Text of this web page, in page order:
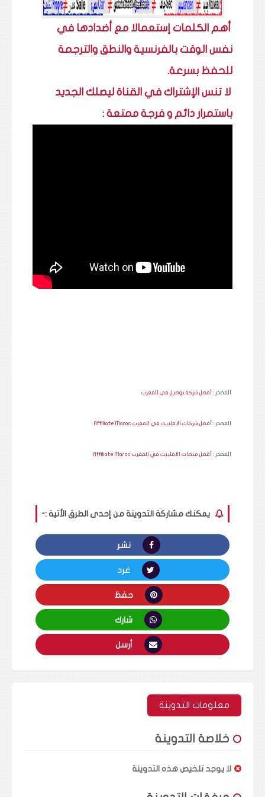
أهم الكلمات إستعمالا مع أضدادها في
نفس الوقت بالفرنسية والنطق والترجمة
للحفظ بسرعة.
لا تنس الإشتراك في القناة ليصلك الجديد
باستمرار دائم و فرجة ممتعة :
المصدر : أفضل شركة توصيل في المغرب
المصدر : أفضل شركات الافلييت في المغرب Affiliate Maroc
المصدر : أفضل منصات الافلييت في المغرب Affiliate Maroc
يمكنك مشاركة التدوينة من إحدى الطرق الأتية :-
نشر
غرد
حفظ
شارك
أرسل
معلومات التدوينة
خلاصة التدوينة
لا يوجد تلخيص هذه التدوينة